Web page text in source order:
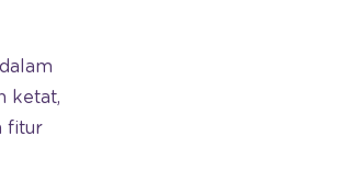
ketat,
fitur